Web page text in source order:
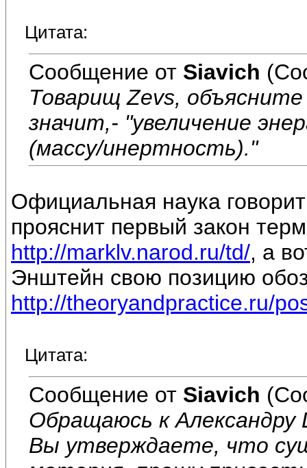
Цитата:
Сообщение от Siavich
Товарищ Zevs,
значит,- "увеличение
(массу/инертность)."
Официальная наука
прояснит первый закон
http://marklv.narod.ru/td/, а
Энштейн свою позицию
http://theoryandpractice.ru/
Цитата:
Сообщение от Siavich
Обращаюсь к
Вы утверждаете, что